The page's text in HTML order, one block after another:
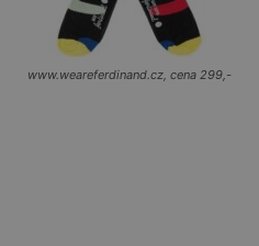
www.weareferdinand.cz, cena 299,-